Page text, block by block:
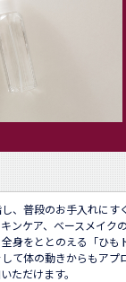
、普段のお手入れに
ンケア、ベースメイ
身をととのえる「ひも
て体の動きからもア
ただけます。